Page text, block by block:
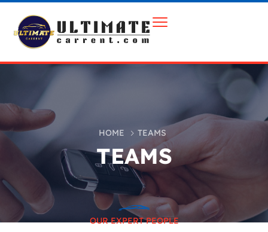
HOME TEAMS
TEAMS
OUR EXPERT PEOPLE